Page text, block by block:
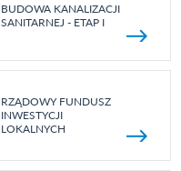
BUDOWA KANALIZACJI
SANITARNEJ - ETAP I
RZĄDOWY FUNDUSZ
INWESTYCJI
LOKALNYCH